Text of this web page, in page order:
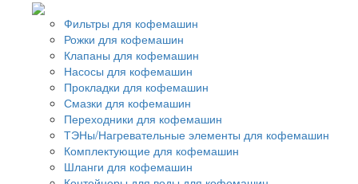
Фильтры для кофемашин
Рожки для кофемашин
Клапаны для кофемашин
Насосы для кофемашин
Прокладки для кофемашин
Смазки для кофемашин
Переходники для кофемашин
ТЭНы/Нагревательные элементы для кофемашин
Комплектующие для кофемашин
Шланги для кофемашин